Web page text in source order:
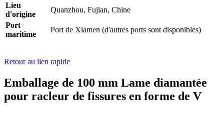
Lieu
d'origine
Quanzhou, Fujian, Chine
Port
maritime
Port de Xiamen (d'autres ports sont disponibles)
Retour au lien rapide
Emballage de 100 mm Lame diamantée
pour racleur de fissures en forme de V